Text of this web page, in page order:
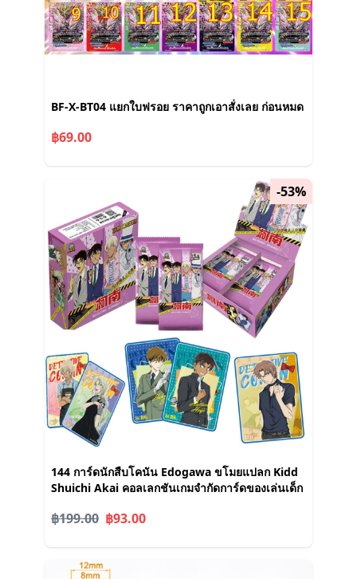
BF-X-BT04 แยกใบฟรอย ราคาถูกเอาสั่งเลย ก่อนหมด
฿69.00
-53%
144 การ์ดนักสืบโคนัน Edogawa ขโมยแปลก Kidd
Shuichi Akai คอลเลกชันเกมจํากัดการ์ดของเล่นเด็ก
฿199.00 ฿93.00